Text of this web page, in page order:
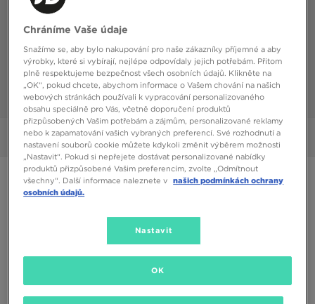
Obrázky 360°
TIMBERLAND FIELD TREKKER
(Nejnižší cena za posledních 30 dní)
(Původní cena)
Chráníme Vaše údaje
Snažíme se, aby bylo nakupování pro naše zákazníky příjemné a aby
výrobky, které si vybírají, nejlépe odpovídaly jejich potřebám. Přitom
plně respektujeme bezpečnost všech osobních údajů. Klikněte na
„OK“, pokud chcete, abychom informace o Vašem chování na našich
webových stránkách používali k vypracování personalizovaného
obsahu speciálně pro Vás, včetně doporučení produktů
přizpůsobených Vašim potřebám a zájmům, personalizované reklamy
nebo k zapamatování vašich vybraných preferencí. Své rozhodnutí a
nastavení souborů cookie můžete kdykoli změnit výběrem možnosti
„Nastavit“. Pokud si nepřejete dostávat personalizované nabídky
produktů přizpůsobené Vašim preferencím, zvolte „Odmítnout
všechny“. Další informace naleznete v našich podmínkách ochrany
osobních údajů.
Nastavit
OK